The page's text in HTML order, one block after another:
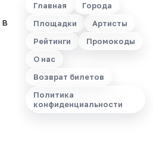
Главная
Города
Площадки
Артисты
Рейтинги
Промокоды
О нас
Возврат билетов
Политика
конфиденциальности